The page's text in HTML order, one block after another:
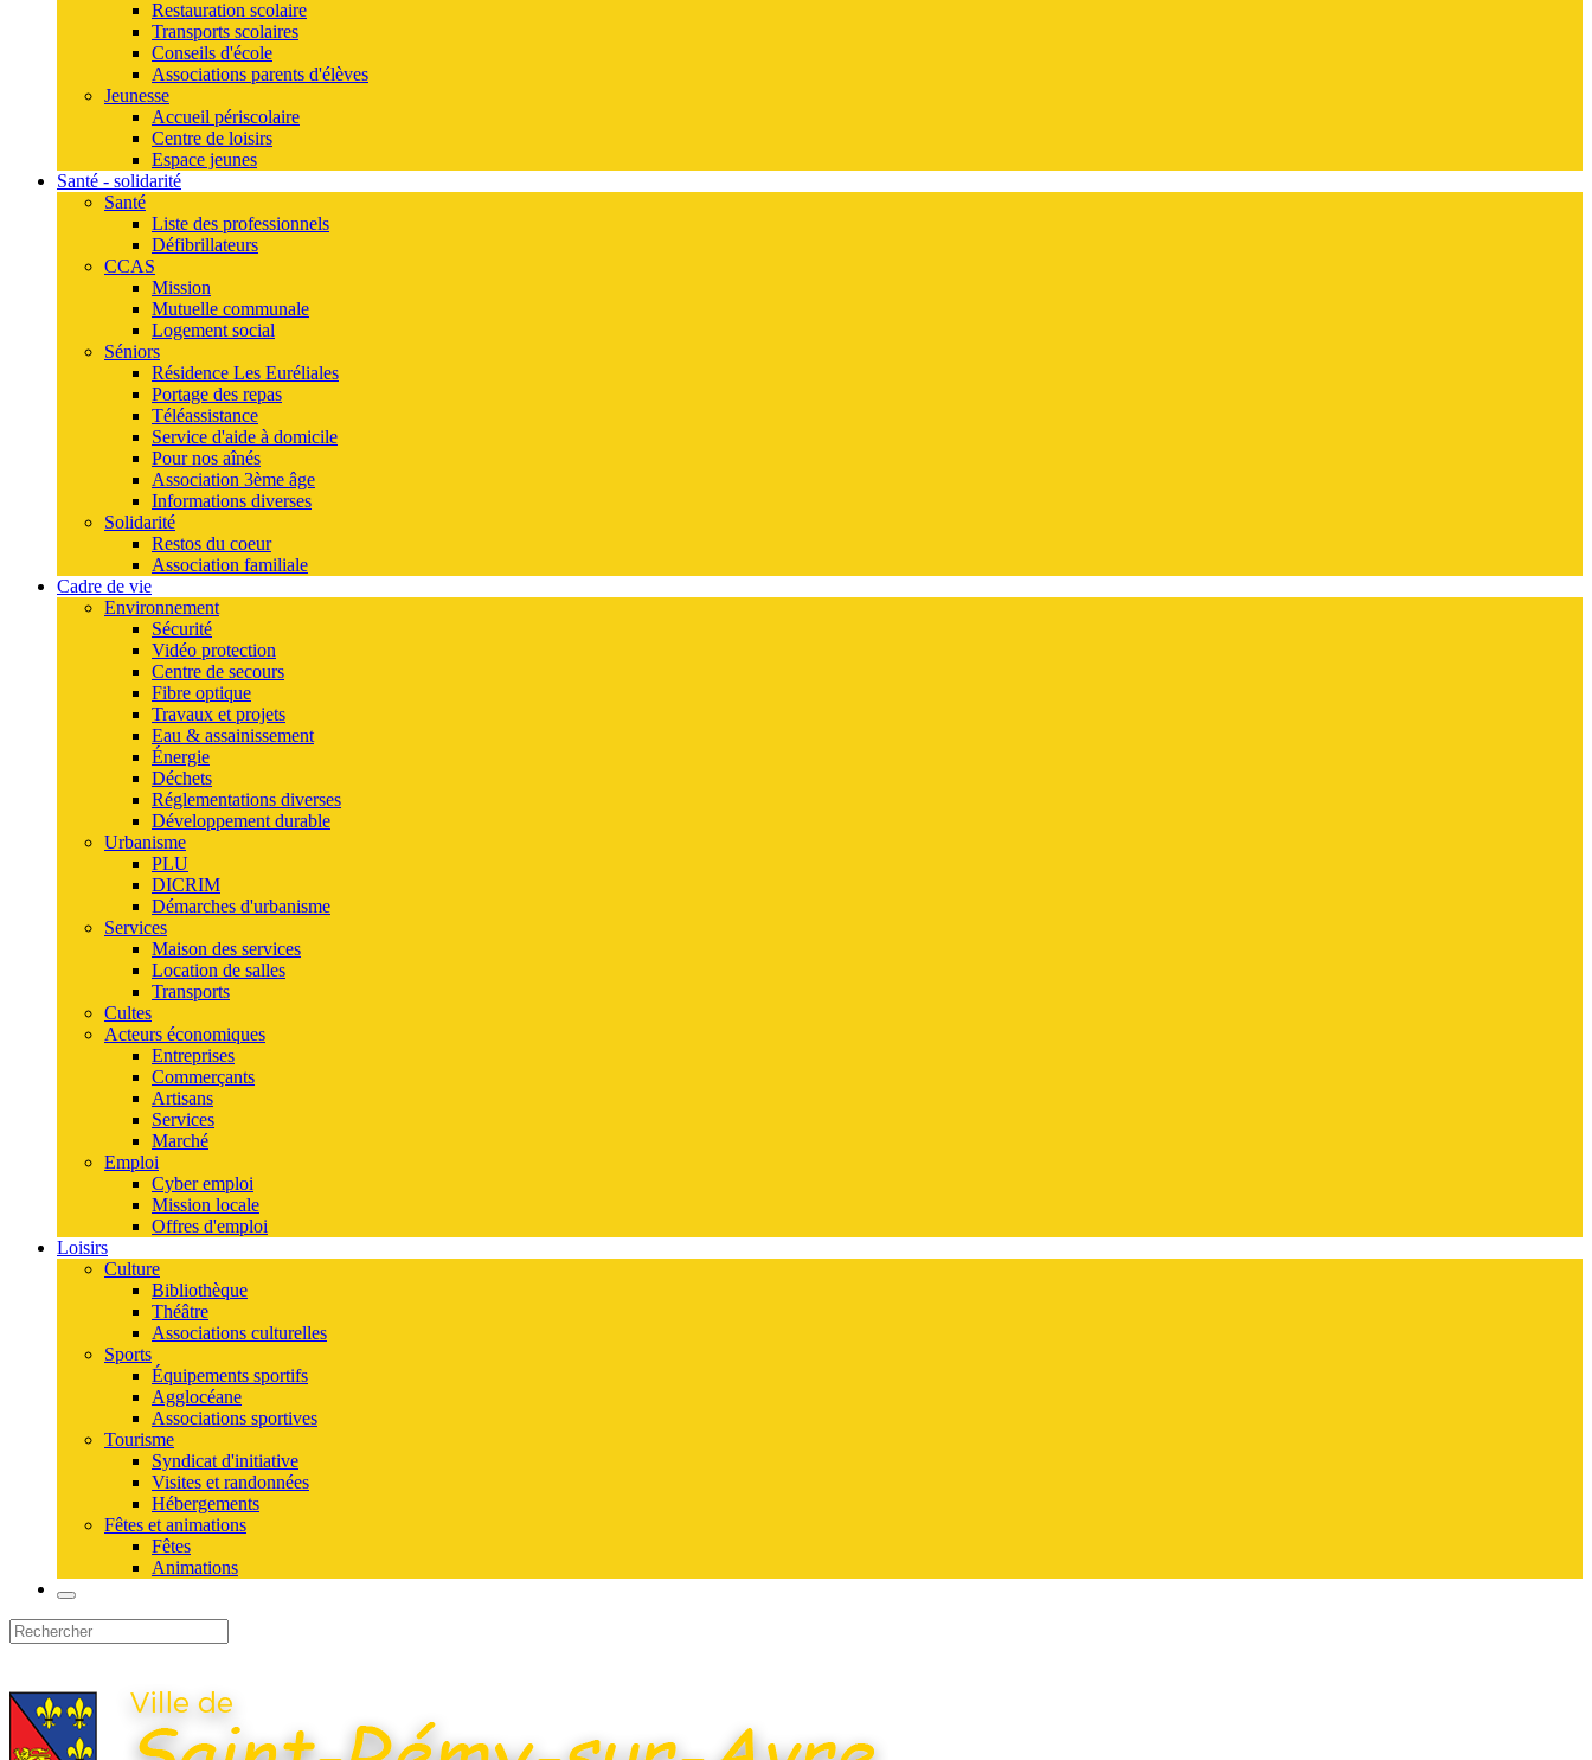
Restauration scolaire
Transports scolaires
Conseils d'école
Associations parents d'élèves
Jeunesse
Accueil périscolaire
Centre de loisirs
Espace jeunes
Santé - solidarité
Santé
Liste des professionnels
Défibrillateurs
CCAS
Mission
Mutuelle communale
Logement social
Séniors
Résidence Les Euréliales
Portage des repas
Téléassistance
Service d'aide à domicile
Pour nos aînés
Association 3ème âge
Informations diverses
Solidarité
Restos du coeur
Association familiale
Cadre de vie
Environnement
Sécurité
Vidéo protection
Centre de secours
Fibre optique
Travaux et projets
Eau & assainissement
Énergie
Déchets
Réglementations diverses
Développement durable
Urbanisme
PLU
DICRIM
Démarches d'urbanisme
Services
Maison des services
Location de salles
Transports
Cultes
Acteurs économiques
Entreprises
Commerçants
Artisans
Services
Marché
Emploi
Cyber emploi
Mission locale
Offres d'emploi
Loisirs
Culture
Bibliothèque
Théâtre
Associations culturelles
Sports
Équipements sportifs
Agglocéane
Associations sportives
Tourisme
Syndicat d'initiative
Visites et randonnées
Hébergements
Fêtes et animations
Fêtes
Animations